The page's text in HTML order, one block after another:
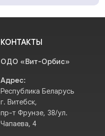
КОНТАКТЫ
ОДО «Вит-Орбис»
Адрес:
Республика Беларусь
г. Витебск,
пр-т Фрунзе, 38/ул.
Чапаева, 4